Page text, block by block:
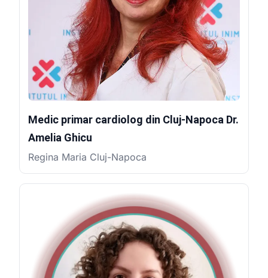
Medic primar cardiolog din Cluj-Napoca Dr.
Amelia Ghicu
Regina Maria Cluj-Napoca